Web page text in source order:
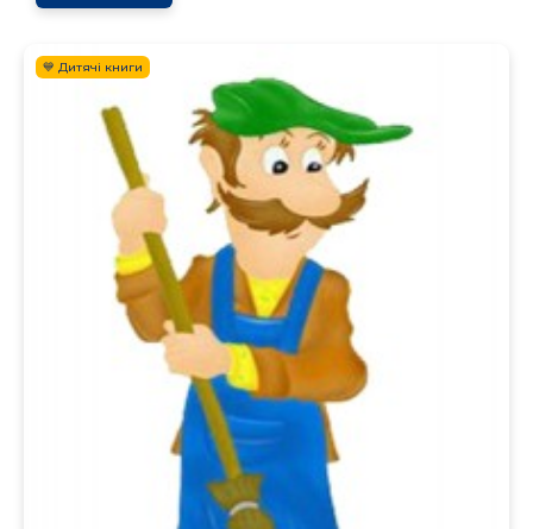
💙 Дитячі книги